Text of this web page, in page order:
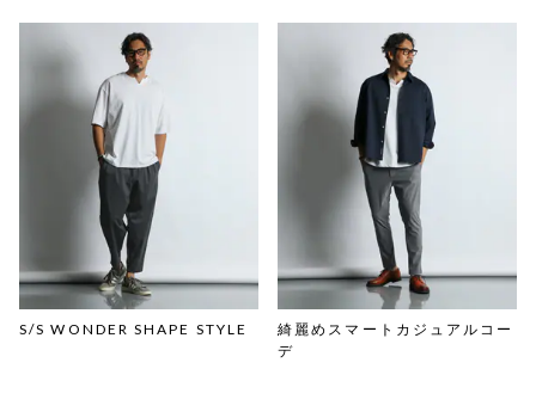
S/S WONDER SHAPE STYLE
綺麗めスマートカジュアルコー
デ